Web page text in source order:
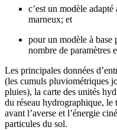
c’est un modèle
marneux; et
pour un modèle à base
nombre de paramètres
Les principales données
(les cumuls pluviométriques
pluies), la carte des unités
du réseau hydrographique,
avant l’averse et l’énergie
particules du sol.